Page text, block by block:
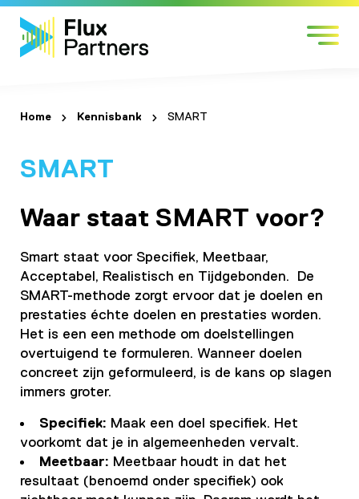
Skip
to
content
Markten
Expertises
Over Flux
Home Kennisbank SMART
SMART
Waar staat SMART voor?
Smart staat voor Specifiek, Meetbaar,
Acceptabel, Realistisch en Tijdgebonden.
De
SMART-methode zorgt ervoor dat je doelen en
prestaties échte doelen en prestaties worden.
Het is een een methode om doelstellingen
overtuigend te formuleren. Wanneer doelen
concreet zijn geformuleerd, is de kans op slagen
immers groter.
Specifiek: Maak een doel specifiek. Het
voorkomt dat je in algemeenheden vervalt.
Meetbaar: Meetbaar houdt in dat het
resultaat (benoemd onder specifiek) ook